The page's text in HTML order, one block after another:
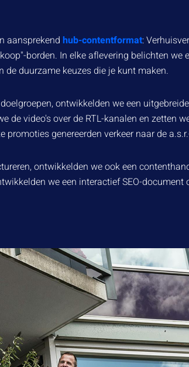
aansprekend hub-contentformat:
borden. In elke aflevering belichten we
duurzame keuzes die je kunt maken.
ontwikkelden we een uitgebreide
de video's over de RTL-kanalen en zetten
promoties genereerden verkeer naar de
ontwikkelden we ook een
we een interactief SEO-